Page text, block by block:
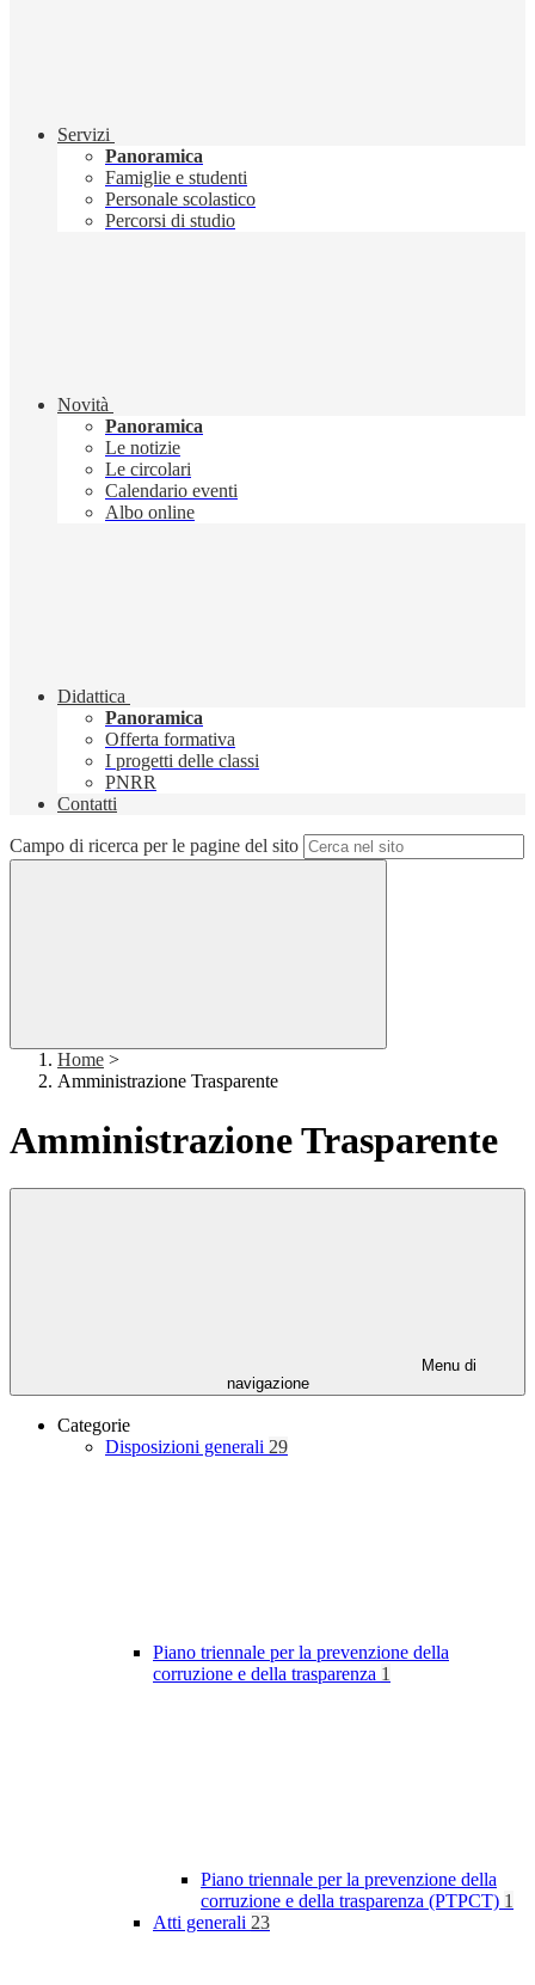
Servizi
Panoramica
Famiglie e studenti
Personale scolastico
Percorsi di studio
Novità
Panoramica
Le notizie
Le circolari
Calendario eventi
Albo online
Didattica
Panoramica
Offerta formativa
I progetti delle classi
PNRR
Contatti
Campo di ricerca per le pagine del sito
Home >
Amministrazione Trasparente
Amministrazione Trasparente
Menu di
navigazione
Categorie
Disposizioni generali 29
Piano triennale per la prevenzione della
corruzione e della trasparenza 1
Piano triennale per la prevenzione della
corruzione e della trasparenza (PTPCT) 1
Atti generali 23